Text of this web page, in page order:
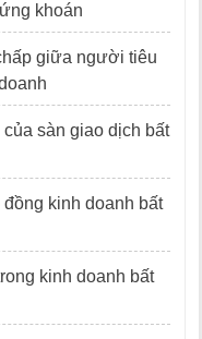
khoán
giữa người tiêu
sàn giao dịch bất
kinh doanh bất
kinh doanh bất